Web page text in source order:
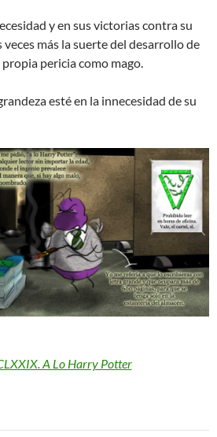
y en sus victorias contra su
más la suerte del desarrollo de
pericia como mago.
esté en la innecesidad de su
A Lo Harry Potter